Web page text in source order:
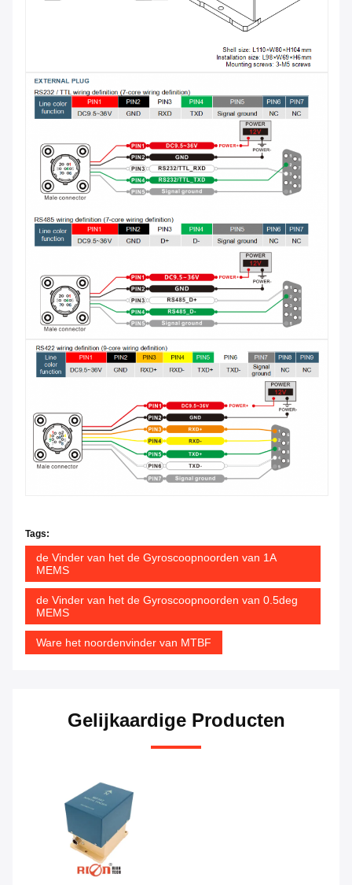
Tags:
de Vinder van het de Gyroscoopnoorden van 1A
MEMS
de Vinder van het de Gyroscoopnoorden van 0.5deg
MEMS
Ware het noordenvinder van MTBF
Gelijkaardige Producten